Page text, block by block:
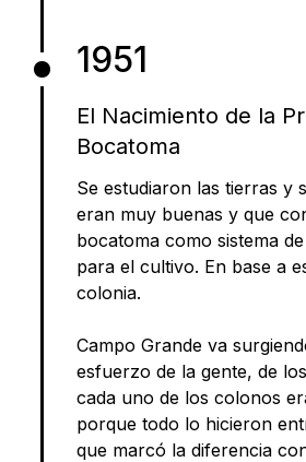
1951
El Nacimiento de la
Bocatoma
Se estudiaron las tierras y
eran muy buenas y que
bocatoma como sistema
para el cultivo. En base a
colonia.
Campo Grande va
esfuerzo de la gente, de
cada uno de los colonos
porque todo lo hicieron
que marcó la diferencia